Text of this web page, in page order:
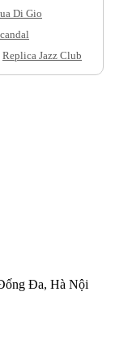
Di Gio
Replica Jazz Club
Đa, Hà Nội